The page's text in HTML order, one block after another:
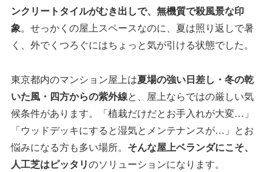
ンクリートタイルがむき出しで、無機質で殺風景な印
象。せっかくの屋上スペースなのに、夏は照り返しで暑
く、外でくつろぐにはちょっと気が引ける状態でした。
東京都内のマンション屋上は夏場の強い日差し・冬の乾
いた風・四方からの紫外線と、屋上ならではの厳しい気
候条件があります。「植栽だけだとお手入れが大変…」
「ウッドデッキにすると湿気とメンテナンスが…」とお
悩みになる方も多い場所。 そんな屋上ベランダにこそ、
人工芝はピッタリのソリューションになります。